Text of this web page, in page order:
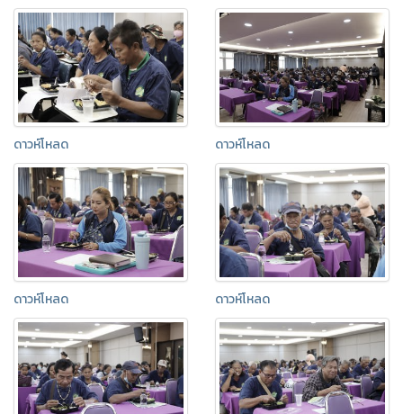
ดาวห์โหลด ดาวห์โหลด
ดาวห์โหลด ดาวห์โหลด